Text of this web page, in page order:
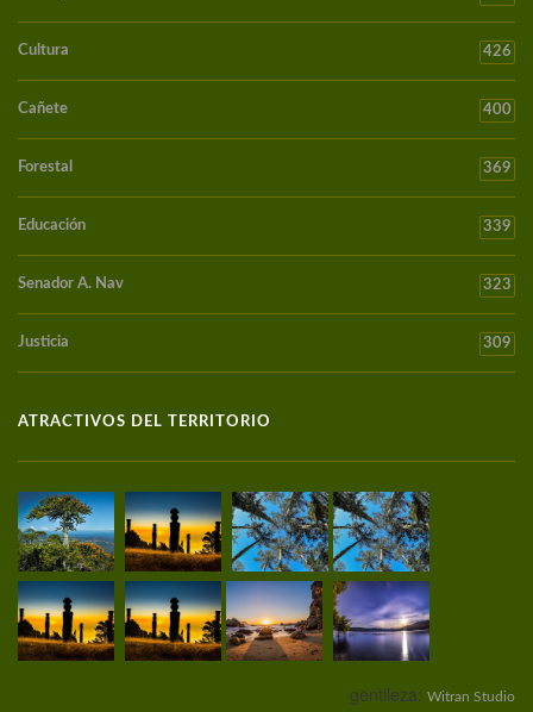
Cultura 426
Cañete 400
Forestal 369
Educación 339
Senador A. Nav 323
Justicia 309
ATRACTIVOS DEL TERRITORIO
gentileza: Witran Studio